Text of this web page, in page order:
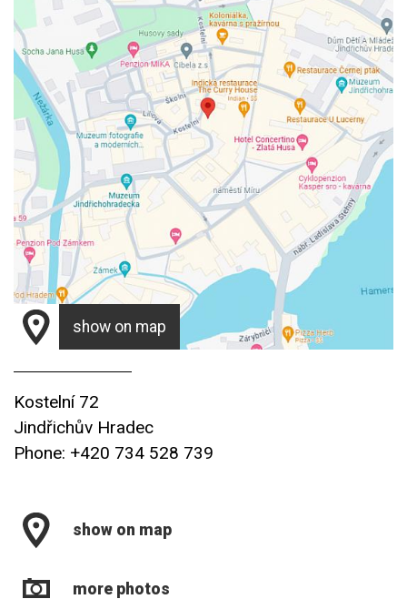
show on map
Kostelní 72
Jindřichův Hradec
Phone: +420 734 528 739
show on map
more photos